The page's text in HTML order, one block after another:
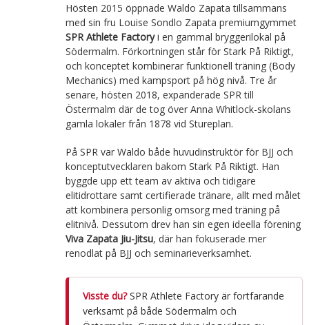
Hösten 2015 öppnade Waldo Zapata tillsammans
med sin fru Louise Sondlo Zapata premiumgymmet
SPR Athlete Factoryi en gammal bryggerilokal på
Södermalm. Förkortningen står för Stark På Riktigt,
och konceptet kombinerar funktionell träning (Body
Mechanics) med kampsport på hög nivå. Tre år
senare, hösten 2018, expanderade SPR till
Östermalm där de tog över Anna Whitlock-skolans
gamla lokaler från 1878 vid Stureplan.
På SPR var Waldo både huvudinstruktör för BJJ och
konceptutvecklaren bakom Stark På Riktigt. Han
byggde upp ett team av aktiva och tidigare
elitidrottare samt certifierade tränare, allt med målet
att kombinera personlig omsorg med träning på
elitnivå. Dessutom drev han sin egen ideella förening
Viva Zapata Jiu-Jitsu, där han fokuserade mer
renodlat på BJJ och seminarieverksamhet.
Visste du?SPR Athlete Factory är fortfarande
verksamt på både Södermalm och